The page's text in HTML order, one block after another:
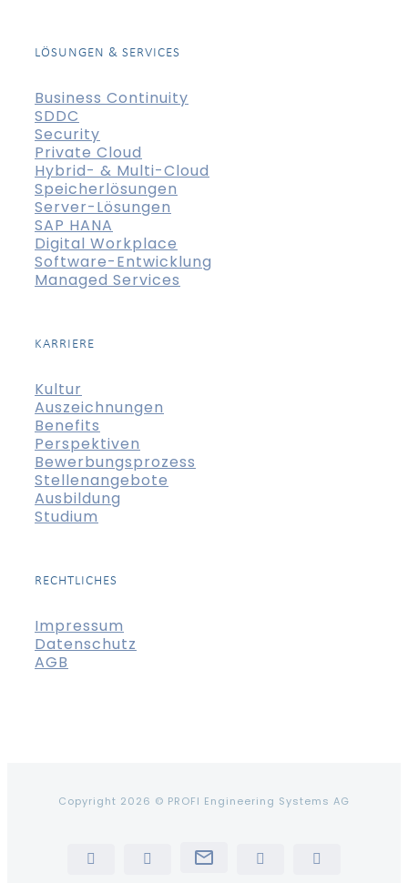
LÖSUNGEN & SERVICES
Business Continuity
SDDC
Security
Private Cloud
Hybrid- & Multi-Cloud
Speicherlösungen
Server-Lösungen
SAP HANA
Digital Workplace
Software-Entwicklung
Managed Services
KARRIERE
Kultur
Auszeichnungen
Benefits
Perspektiven
Bewerbungsprozess
Stellenangebote
Ausbildung
Studium
RECHTLICHES
Impressum
Datenschutz
AGB
Copyright 2026 © PROFI Engineering Systems AG
LinkedInYouTubeNewsletterInstagramTiktok